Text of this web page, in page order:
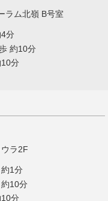
ラム北嶺 B号室
分
約10分
分
ラ2F
1分
10分
分